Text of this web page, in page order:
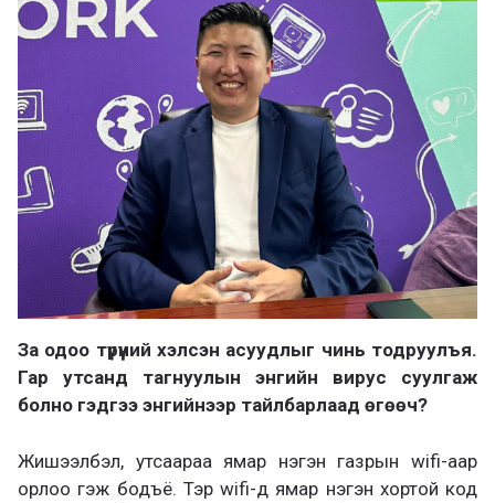
За одоо түрүүний хэлсэн асуудлыг чинь тодруулъя.
Гар утсанд тагнуулын энгийн вирус суулгаж
болно гэдгээ энгийнээр тайлбарлаад өгөөч?
Жишээлбэл, утсаараа ямар нэгэн газрын wifi-аар
орлоо гэж бодъё. Тэр wifi-д ямар нэгэн хортой код